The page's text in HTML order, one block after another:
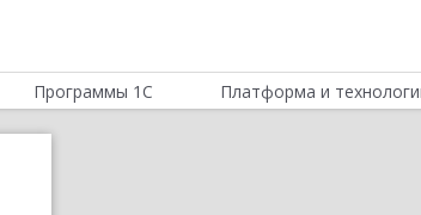
Программы 1С Платформа и